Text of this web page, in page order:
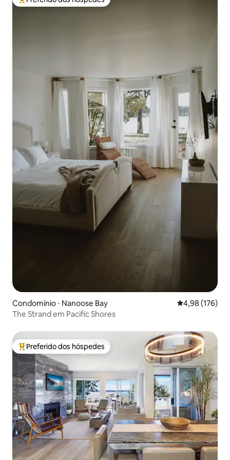
Entre os melhores preferidos dos hóspedes
Condomínio ⋅ Nanoose Bay 4,98 de uma
4,98 (176)
The Strand em Pacific Shores
Entre os melhores preferidos dos hóspedes
Preferido dos hóspedes